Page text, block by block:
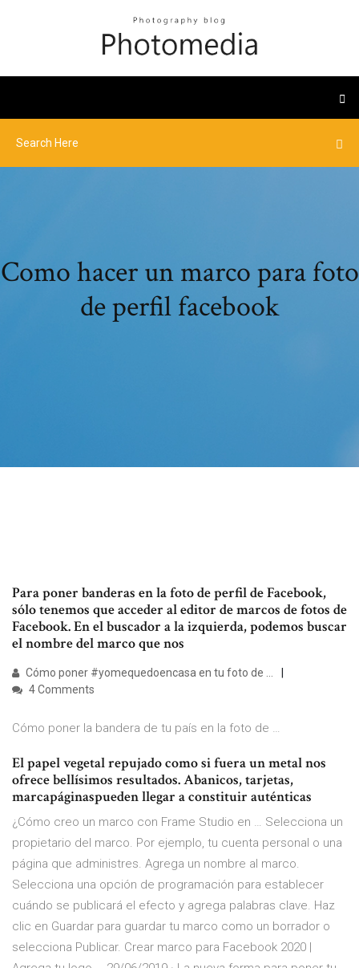
Como hacer un marco para foto
de perfil facebook
Para poner banderas en la foto de perfil de Facebook,
sólo tenemos que acceder al editor de marcos de fotos de
Facebook. En el buscador a la izquierda, podemos buscar
el nombre del marco que nos
Cómo poner #yomequedoencasa en tu foto de …
4 Comments
Cómo poner la bandera de tu país en la foto de …
El papel vegetal repujado como si fuera un metal nos
ofrece bellísimos resultados. Abanicos, tarjetas,
marcapáginaspueden llegar a constituir auténticas
¿Cómo creo un marco con Frame Studio en … Selecciona un
propietario del marco. Por ejemplo, tu cuenta personal o una
página que administres. Agrega un nombre al marco.
Selecciona una opción de programación para establecer
cuándo se publicará el efecto y agrega palabras clave. Haz
clic en Guardar para guardar tu marco como un borrador o
selecciona Publicar. Crear marco para Facebook 2020 |